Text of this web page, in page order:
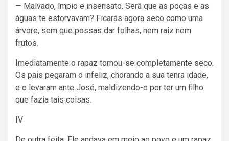
— Malvado, ímpio e insensato. Será que as poças e as
águas te estorvavam? Ficarás agora seco como uma
árvore, sem que possas dar folhas, nem raiz nem
frutos.
Imediatamente o rapaz tornou-se completamente seco.
Os pais pegaram o infeliz, chorando a sua tenra idade,
e o levaram ante José, maldizendo-o por ter um filho
que fazia tais coisas.
IV